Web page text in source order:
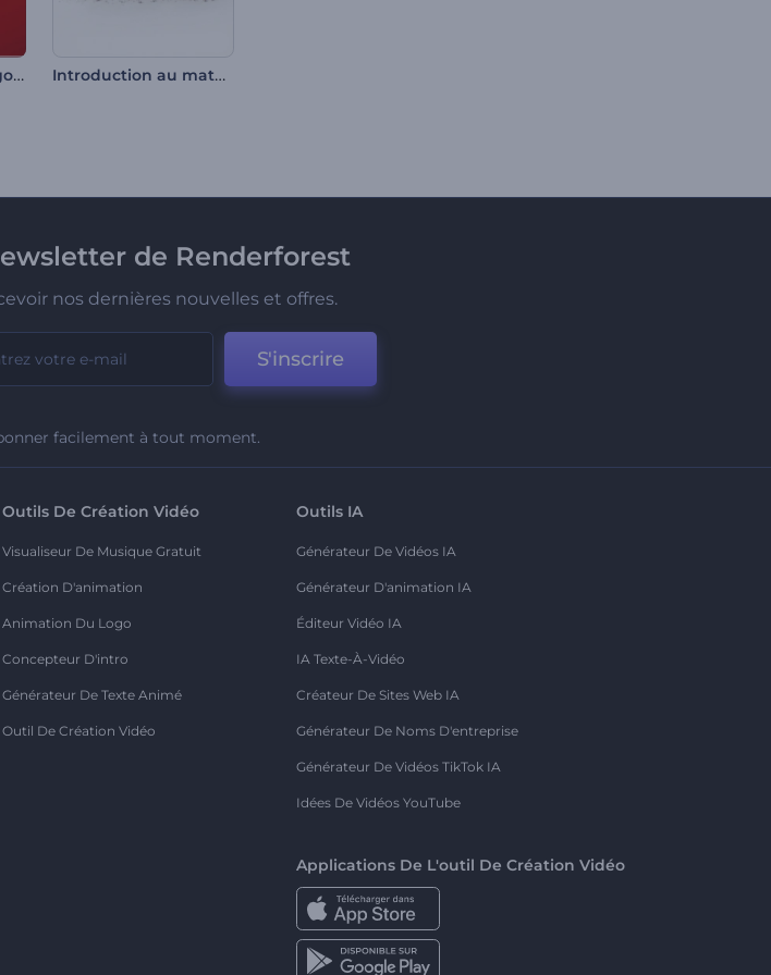
Dévoilement du logo de Liquid Fusion Introduction au matériel de cricket
de Renderforest
nos dernières nouvelles et offres.
S'inscrire
facilement à tout moment.
Outils De Création Vidéo
Visualiseur De Musique Gratuit
Création D'animation
Animation Du Logo
Concepteur D'intro
Générateur De Texte Animé
Outil De Création Vidéo
Outils IA
Générateur De Vidéos IA
Générateur D'animation IA
Éditeur Vidéo IA
IA Texte-À-Vidéo
Créateur De Sites Web IA
Générateur De Noms D'entreprise
Générateur De Vidéos TikTok IA
Idées De Vidéos YouTube
Applications De L'outil De Création Vidéo